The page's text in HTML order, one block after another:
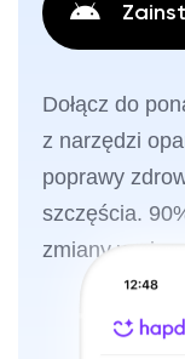
Dołącz do
z narzędzi
poprawy
szczęścia.
zmiany w